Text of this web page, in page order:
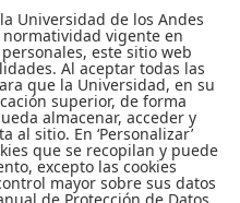
en Tecnología y Educación
Copyright © 2016
los derechos reservados